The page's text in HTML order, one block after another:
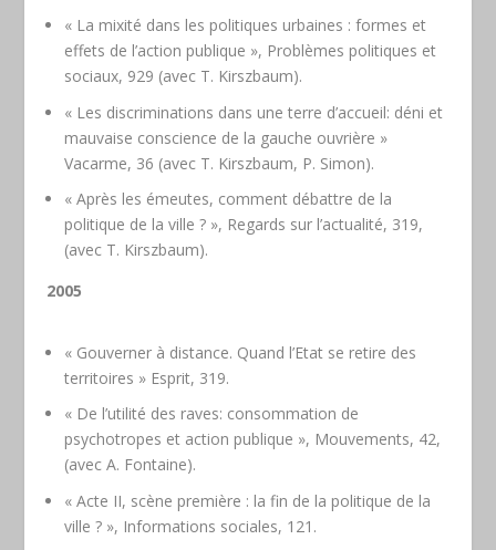
« La mixité dans les politiques urbaines : formes et
effets de l’action publique », Problèmes politiques et
sociaux, 929 (avec T. Kirszbaum).
« Les discriminations dans une terre d’accueil: déni et
mauvaise conscience de la gauche ouvrière »
Vacarme, 36 (avec T. Kirszbaum, P. Simon).
« Après les émeutes, comment débattre de la
politique de la ville ? », Regards sur l’actualité, 319,
(avec T. Kirszbaum).
2005
« Gouverner à distance. Quand l’Etat se retire des
territoires » Esprit, 319.
« De l’utilité des raves: consommation de
psychotropes et action publique », Mouvements, 42,
(avec A. Fontaine).
« Acte II, scène première : la fin de la politique de la
ville ? », Informations sociales, 121.